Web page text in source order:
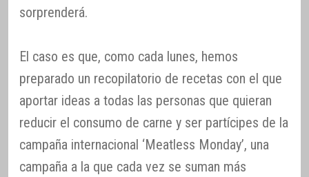
sorprenderá.
El caso es que, como cada lunes, hemos
preparado un recopilatorio de recetas con el que
aportar ideas a todas las personas que quieran
reducir el consumo de carne y ser partícipes de la
campaña internacional ‘Meatless Monday’, una
campaña a la que cada vez se suman más